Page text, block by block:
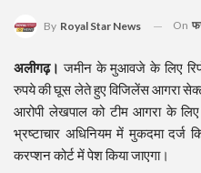
By Royal Star News On
अलीगढ़। जमीन के मुआवजे के लिए
रुपये की घूस लेते हुए विजिलेंस आगरा
आरोपी लेखपाल को टीम आगरा के
भ्रष्टाचार अधिनियम में मुकदमा दर्ज
करप्शन कोर्ट में पेश किया जाएगा।